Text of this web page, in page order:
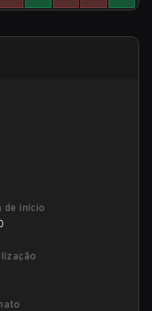
de início